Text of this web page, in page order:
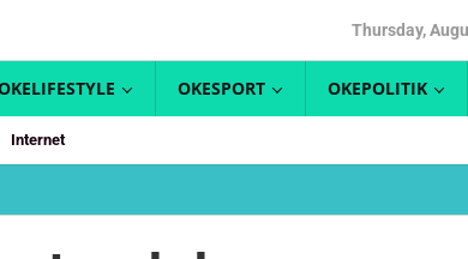
Thursday,
OKESPORT OKEPOLITIK
Internet